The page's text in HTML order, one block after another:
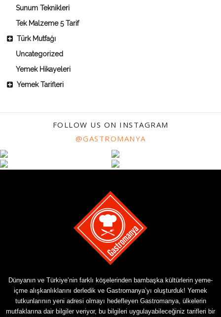
Sunum Teknikleri
Tek Malzeme 5 Tarif
Türk Mutfağı
Uncategorized
Yemek Hikayeleri
Yemek Tarifleri
FOLLOW US ON INSTAGRAM
@GASTROMANYA
Dünyanın ve Türkiye’nin farklı köşelerinden bambaşka kültürlerin yeme-
içme alışkanlıklarını derledik ve Gastromanya’yı oluşturduk! Yemek
tutkunlarının yeni adresi olmayı hedefleyen Gastromanya, ülkelerin
mutfaklarına dair bilgiler veriyor, bu bilgileri uygulayabileceğiniz tarifleri bir